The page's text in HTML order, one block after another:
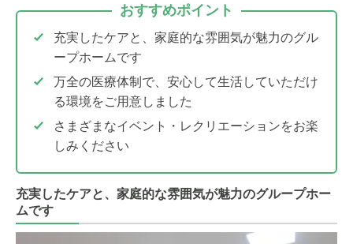
おすすめポイント
充実したケアと、家庭的な雰囲気が魅力のグル
ープホームです
万全の医療体制で、安心して生活していただけ
る環境をご用意しました
さまざまなイベント・レクリエーションをお楽
しみください
充実したケアと、家庭的な雰囲気が魅力のグループホー
ムです